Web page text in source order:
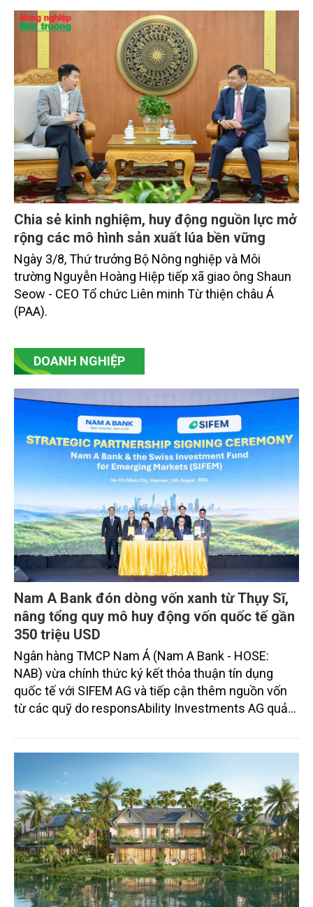
thủy sản đều tăng nhẹ.
Chia sẻ kinh nghiệm, huy động nguồn lực mở
rộng các mô hình sản xuất lúa bền vững
Ngày 3/8, Thứ trưởng Bộ Nông nghiệp và Môi
trường Nguyễn Hoàng Hiệp tiếp xã giao ông Shaun
Seow - CEO Tổ chức Liên minh Từ thiện châu Á
(PAA).
DOANH NGHIỆP
Nam A Bank đón dòng vốn xanh từ Thụy Sĩ,
nâng tổng quy mô huy động vốn quốc tế gần
350 triệu USD
Ngân hàng TMCP Nam Á (Nam A Bank - HOSE:
NAB) vừa chính thức ký kết thỏa thuận tín dụng
quốc tế với SIFEM AG và tiếp cận thêm nguồn vốn
từ các quỹ do responsAbility Investments AG quản
thu hút thành công từ đầu năm đến nay lên gần 350